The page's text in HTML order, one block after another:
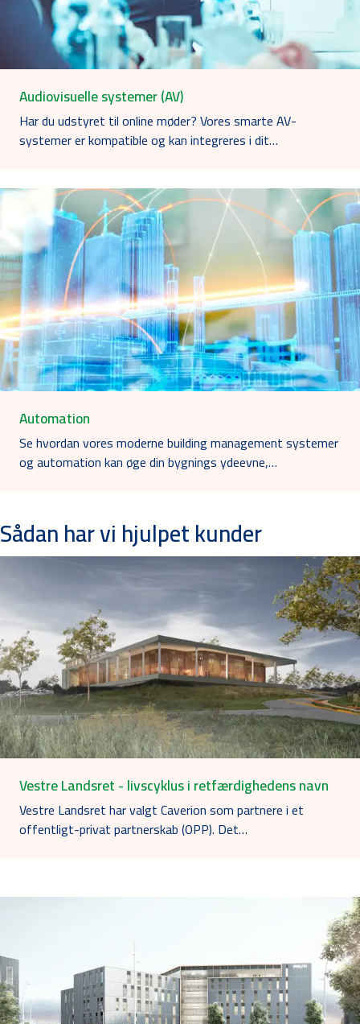
Audiovisuelle systemer (AV)
Har du udstyret til online møder? Vores smarte AV-
systemer er kompatible og kan integreres i dit…
Automation
Se hvordan vores moderne building management systemer
og automation kan øge din bygnings ydeevne,…
Sådan har vi hjulpet kunder
Vestre Landsret - livscyklus i retfærdighedens navn
Vestre Landsret har valgt Caverion som partnere i et
offentligt-privat partnerskab (OPP). Det…